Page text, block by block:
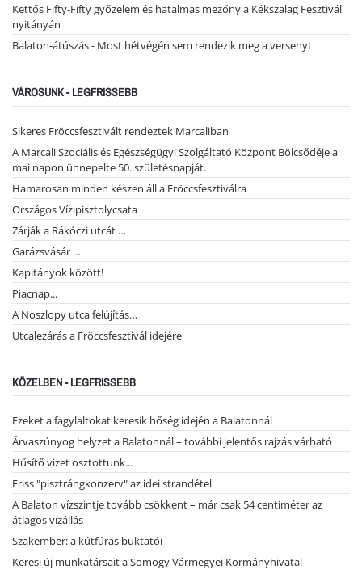
Kettős Fifty-Fifty győzelem és hatalmas mezőny a Kékszalag Fesztivál
nyitányán
Balaton-átúszás - Most hétvégén sem rendezik meg a versenyt
VÁROSUNK - LEGFRISSEBB
Sikeres Fröccsfesztivált rendeztek Marcaliban
A Marcali Szociális és Egészségügyi Szolgáltató Központ Bölcsődéje a
mai napon ünnepelte 50. születésnapját.
Hamarosan minden készen áll a Fröccsfesztiválra
Országos Vízipisztolycsata
Zárják a Rákóczi utcát …
Garázsvásár …
Kapitányok között!
Piacnap...
A Noszlopy utca felújítás…
Utcalezárás a Fröccsfesztivál idejére
KÖZELBEN - LEGFRISSEBB
Ezeket a fagylaltokat keresik hőség idején a Balatonnál
Árvaszúnyog helyzet a Balatonnál – további jelentős rajzás várható
Hűsítő vizet osztottunk...
Friss "pisztrángkonzerv" az idei strandétel
A Balaton vízszintje tovább csökkent – már csak 54 centiméter az
átlagos vízállás
Szakember: a kútfúrás buktatói
Keresi új munkatársait a Somogy Vármegyei Kormányhivatal